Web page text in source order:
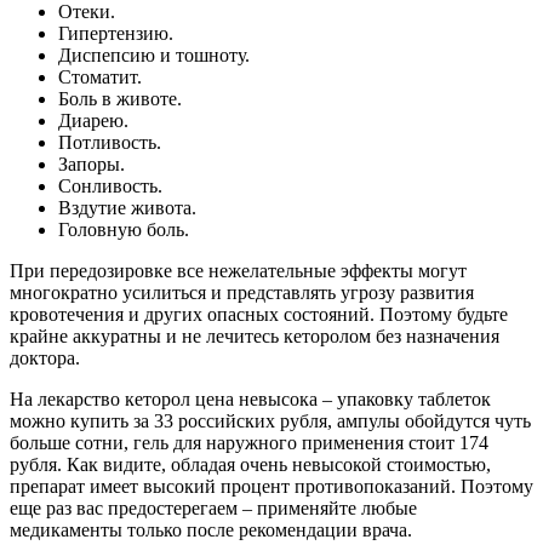
Отеки.
Гипертензию.
Диспепсию и тошноту.
Стоматит.
Боль в животе.
Диарею.
Потливость.
Запоры.
Сонливость.
Вздутие живота.
Головную боль.
При передозировке все нежелательные эффекты могут
многократно усилиться и представлять угрозу развития
кровотечения и других опасных состояний. Поэтому будьте
крайне аккуратны и не лечитесь кеторолом без назначения
доктора.
На лекарство кеторол цена невысока – упаковку таблеток
можно купить за 33 российских рубля, ампулы обойдутся чуть
больше сотни, гель для наружного применения стоит 174
рубля. Как видите, обладая очень невысокой стоимостью,
препарат имеет высокий процент противопоказаний. Поэтому
еще раз вас предостерегаем – применяйте любые
медикаменты только после рекомендации врача.